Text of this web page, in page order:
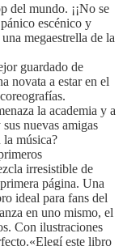
del mundo. ¡¡No se
escénico y
megaestrella de la
guardado de
novata a estar en el
la academia y a
nuevas amigas
la música?
irresistible de
página. Una
ideal para fans del
en uno mismo, el
Con ilustraciones
este libro